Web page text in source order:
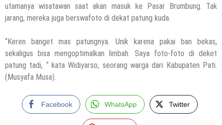
utamanya wisatawan saat akan masuk ke Pasar Brumbung. Tak
jarang, mereka juga berswafoto di dekat patung kuda.
“Keren banget mas patungnya. Unik karena pakai ban bekas,
sekaligus bisa mengoptimalkan limbah. Saya foto-foto di deket
patung tadi, “ kata Widiyarso, seorang warga dari Kabupaten Pati.
(Musyafa Musa).
Facebook WhatsApp Twitter